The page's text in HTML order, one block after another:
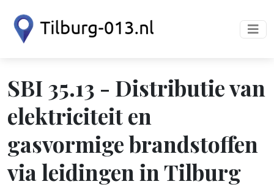
SBI 35.13 - Distributie van
elektriciteit en
gasvormige brandstoffen
via leidingen in Tilburg